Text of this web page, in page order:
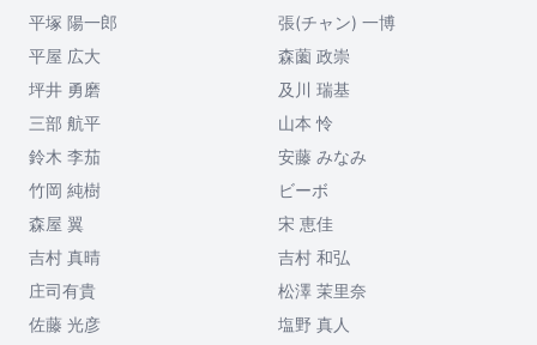
平塚 陽一郎
張(チャン) 一博
平屋 広大
森薗 政崇
坪井 勇磨
及川 瑞基
三部 航平
山本 怜
鈴木 李茄
安藤 みなみ
竹岡 純樹
ビーボ
森屋 翼
宋 恵佳
吉村 真晴
吉村 和弘
庄司有貴
松澤 茉里奈
佐藤 光彦
塩野 真人